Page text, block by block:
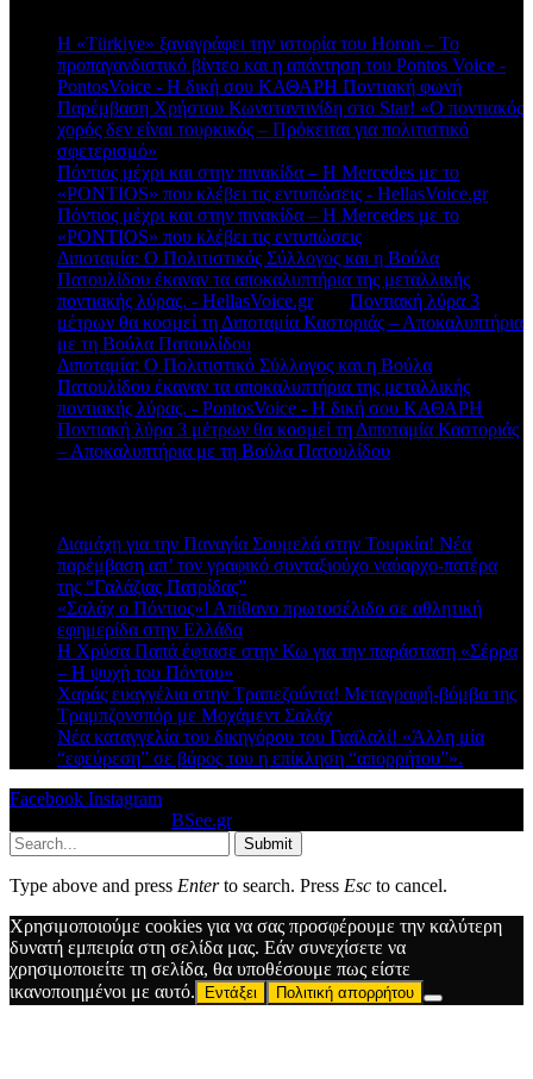
Η «Türkiye» ξαναγράφει την ιστορία του Horon – Το
προπαγανδιστικό βίντεο και η απάντηση του Pontos Voice -
PontosVoice - H δική σου ΚΑΘΑΡΗ Ποντιακή φωνή
Παρέμβαση Χρήστου Κωνσταντινίδη στο Star! «Ο ποντιακός
χορός δεν είναι τουρκικός – Πρόκειται για πολιτιστικό
σφετερισμό»
Πόντιος μέχρι και στην πινακίδα – Η Mercedes με το
«PONTIOS» που κλέβει τις εντυπώσεις - HellasVoice.grστο
Πόντιος μέχρι και στην πινακίδα – Η Mercedes με το
«PONTIOS» που κλέβει τις εντυπώσεις
Διποταμία: Ο Πολιτιστικός Σύλλογος και η Βούλα
Πατουλίδου έκαναν τα αποκαλυπτήρια της μεταλλικής
ποντιακής λύρας. - HellasVoice.grστο Ποντιακή λύρα 3
μέτρων θα κοσμεί τη Διποταμία Καστοριάς – Αποκαλυπτήρια
με τη Βούλα Πατουλίδου
Διποταμία: Ο Πολιτιστικό Σύλλογος και η Βούλα
Πατουλίδου έκαναν τα αποκαλυπτήρια της μεταλλικής
ποντιακής λύρας. - PontosVoice - H δική σου ΚΑΘΑΡΗ
Ποντιακή λύρα 3 μέτρων θα κοσμεί τη Διποταμία Καστοριάς
– Αποκαλυπτήρια με τη Βούλα Πατουλίδου
Διαμάχη για την Παναγία Σουμελά στην Τουρκία! Νέα
παρέμβαση απ’ τον γραφικό συνταξιούχο ναύαρχο-πατέρα
της “Γαλάζιας Πατρίδας”
«Σαλάχ ο Πόντιος»! Απίθανο πρωτοσέλιδο σε αθλητική
εφημερίδα στην Ελλάδα
Η Χρύσα Παπά έφτασε στην Κω για την παράσταση «Σέρρα
– Η ψυχή του Πόντου»
Χαράς ευαγγέλια στην Τραπεζούντα! Μεταγραφή-βόμβα της
Τραμπζονσπόρ με Μοχάμεντ Σαλάχ
Νέα καταγγελία του δικηγόρου του Γιαϊλαλί! «Άλλη μία
“εφεύρεση” σε βάρος του η επίκληση “απορρήτου”».
Facebook Instagram
BSee.gr.
Submit
Type above and press Enterto search. Press Esc to cancel.
Χρησιμοποιούμε cookies για να σας προσφέρουμε την καλύτερη
δυνατή εμπειρία στη σελίδα μας. Εάν συνεχίσετε να
χρησιμοποιείτε τη σελίδα, θα υποθέσουμε πως είστε
ικανοποιημένοι με αυτό.
Εντάξει Πολιτική απορρήτου